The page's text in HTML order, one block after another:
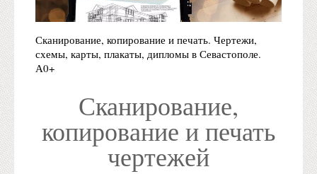
Сканирование, копирование и печать. Чертежи,
схемы, карты, плакаты, дипломы в Севастополе.
А0+
Сканирование,
копирование и печать
чертежей